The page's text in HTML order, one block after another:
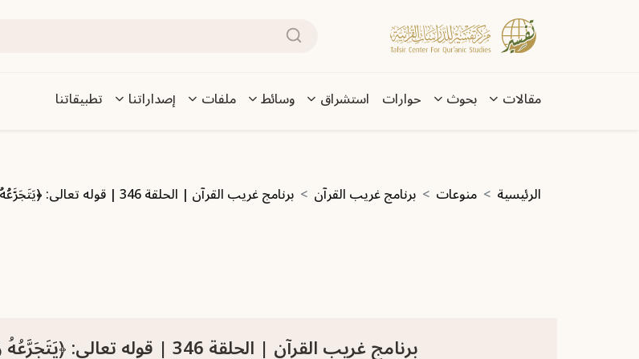
تجاوز إلى المحتوى الرئيسي
بحث
Main navigation
مقالات بحوث حوارات استشراق وسائط ملفات إصداراتنا تطبيقاتنا
مسار التنقل
الرئيسية منوعات برنامج غريب القرآن برنامج غريب القرآن | الحلقة 346 | قوله تعالى: ﴿يَتَجَرَّعُهُ وَلَا يَكَادُ يُسِيغُهُ﴾ [إبراهيم: 17].
برنامج غريب القرآن | الحلقة 346 | قوله تعالى: ﴿يَتَجَرَّعُهُ وَلَا يَكَادُ يُسِيغُهُ﴾ [إبراهيم: 17].